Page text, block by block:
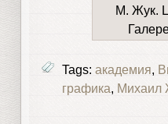
М. Жук.
Tags: академия,
графика, Михаил